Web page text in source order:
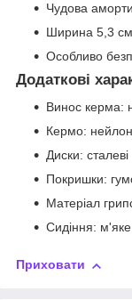
Чудова
Ширина 5,3 см
Особливо
Додаткові
Винос керма:
Кермо:
Диски: сталеві
Покришки:
Матеріал
Сидіння:
Приховати